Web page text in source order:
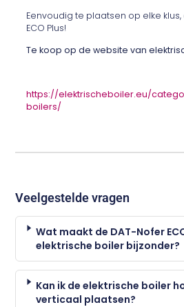
Eenvoudig te plaatsen op elke
ECO Plus!
Te koop op de website van
https://elektrischeboiler.eu/
boilers/
Veelgestelde vragen
Wat maakt de DAT-Nofer
elektrische boiler bijzonder?
Kan ik de elektrische boiler
verticaal plaatsen?